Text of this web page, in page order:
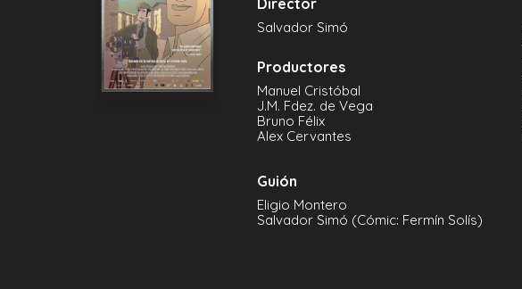
Director
Salvador Simó
Productores
Manuel Cristóbal
J.M. Fdez. de Vega
Bruno Félix
Alex Cervantes
Guión
Eligio Montero
Salvador Simó (Cómic: Fermín Solís)